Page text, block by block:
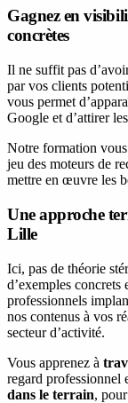
Gagnez en
concrètes
Il ne suffit pas
par vos clients
vous permet
Google et d’attirer
Notre formation
jeu des moteurs de
mettre en œuvre les
Une approche
Lille
Ici, pas de théorie
d’exemples concrets
professionnels
nos contenus à vos
secteur d’activité.
Vous apprenez à
regard professionnel
dans le terrain,